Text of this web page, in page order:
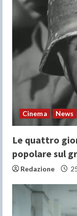
Cinema News
Le quattro
popolare sul
Redazione